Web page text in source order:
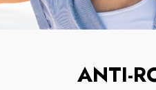
ANTI-